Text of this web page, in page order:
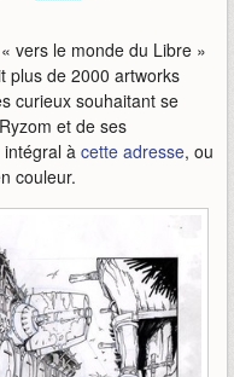
vers le monde du Libre »
plus de 2000 artworks
curieux souhaitant se
et de ses
à cette adresse, ou
couleur.